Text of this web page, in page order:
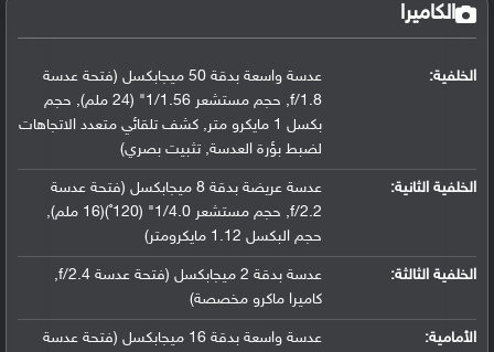
الكاميرا
الخلفية:
عدسة واسعة بدقة 50 ميجابكسل (فتحة عدسة
f/1.8, حجم مستشعر 1/1.56" (24 ملم), حجم
بكسل 1 مايكرو متر, كشف تلقائي متعدد الاتجاهات
لضبط بؤرة العدسة, تثبيت بصري)
الخلفية الثانية:
عدسة عريضة بدقة 8 ميجابكسل (فتحة عدسة
f/2.2, حجم مستشعر 1/4.0" (120˚)(16 ملم),
حجم البكسل 1.12 مايكرومتر)
الخلفية الثالثة:
عدسة بدقة 2 ميجابكسل (فتحة عدسة f/2.4,
كاميرا ماكرو مخصصة)
الأمامية:
عدسة واسعة بدقة 16 ميجابكسل (فتحة عدسة